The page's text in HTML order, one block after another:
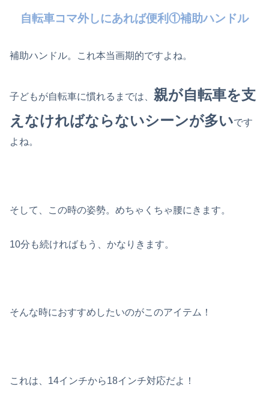
自転車コマ外しにあれば便利①補助ハンドル
補助ハンドル。これ本当画期的ですよね。
子どもが自転車に慣れるまでは、 親が自転車を支
えなければならないシーンが多いです
よね。
そして、この時の姿勢。めちゃくちゃ腰にきます。
10分も続ければもう、かなりきます。
そんな時におすすめしたいのがこのアイテム！
これは、14インチから18インチ対応だよ！